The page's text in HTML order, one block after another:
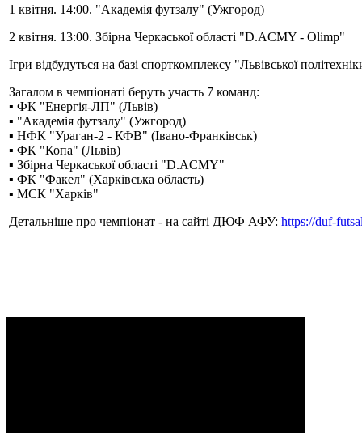
1 квітня. 14:00. "Академія футзалу" (Ужгород)
2 квітня. 13:00. Збірна Черкаської області "D.ACMY - Olimp"
Ігри відбудуться на базі спорткомплексу "Львівської
Загалом в чемпіонаті беруть участь 7 команд:
▪️ ФК "Енергія-ЛП" (Львів)
▪️ "Академія футзалу" (Ужгород)
▪️ НФК "Ураган-2 - КФВ" (Івано-Франківськ)
▪️ ФК "Копа" (Львів)
▪️ Збірна Черкаської області "D.ACMY"
▪️ ФК "Факел" (Харківська область)
▪️ МСК "Харків"
Детальніше про чемпіонат - на сайті ДЮФ АФУ: https://duf-